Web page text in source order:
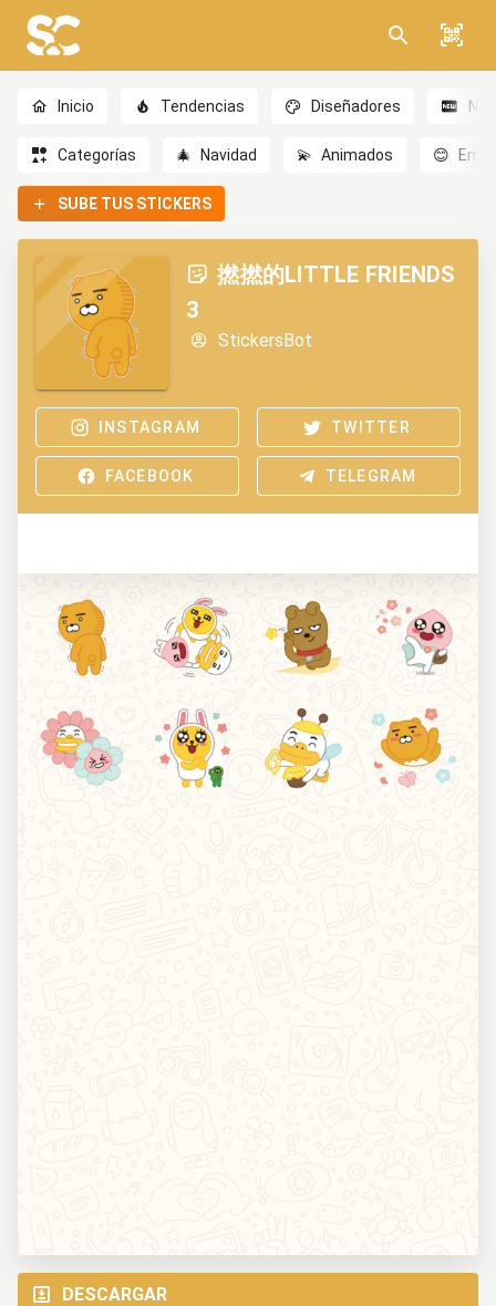
Inicio Tendencias Diseñadores
Categorías 🎄 Navidad 💫 Animados 😊
SUBE TUS STICKERS
撚撚的LITTLE FRIENDS
3
StickersBot
INSTAGRAM TWITTER
FACEBOOK TELEGRAM
DESCARGAR